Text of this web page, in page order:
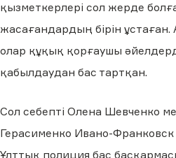
қызметкерлері сол жерде
жасағандардың бірін ұстаған.
олар құқық қорғаушы
қабылдаудан бас тартқан.
Сол себепті Олена Шевченко
Герасименко Ивано-
Ұлттық полиция бас